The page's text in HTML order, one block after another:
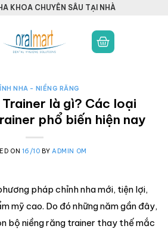
KHOA CHUYÊN SÂU TẠI NHÀ
NHA - NIỀNG RĂNG
là gì? Các loại
phổ biến hiện nay
ON 16/10 BY ADMIN OM
pháp chỉnh nha mới, tiện lợi,
mỹ cao. Do đó những năm gần đây,
bộ niềng răng trainer thay thế mắc